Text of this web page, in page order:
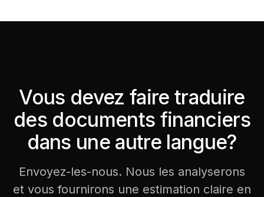
Vous devez faire traduire
des documents financiers
dans une autre langue?
Envoyez-les-nous. Nous les analyserons
et vous fournirons une estimation claire en